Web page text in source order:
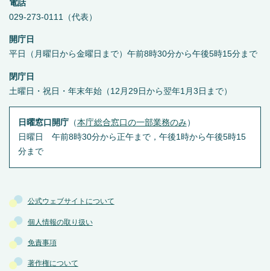
公式ウェブサイトについて
個人情報の取り扱い
免責事項
著作権について
電話
029-273-0111（代表）
開庁日
平日（月曜日から金曜日まで）午前8時30分から午後5時15分まで
閉庁日
土曜日・祝日・年末年始（12月29日から翌年1月3日まで）
日曜窓口開庁（本庁総合窓口の一部業務のみ ）
日曜日 午前8時30分から正午まで，午後1時から午後5時15
分まで